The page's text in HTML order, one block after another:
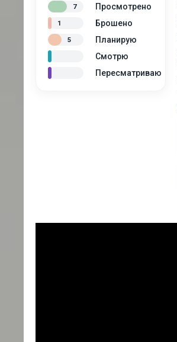
Просмотрено
7
Брошено
1
Планирую
5
Смотрю
Пересматриваю